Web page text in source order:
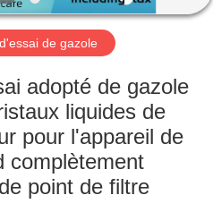
de gazole
adopté de gazole
liquides de
pour l'appareil de
complètement
point de filtre